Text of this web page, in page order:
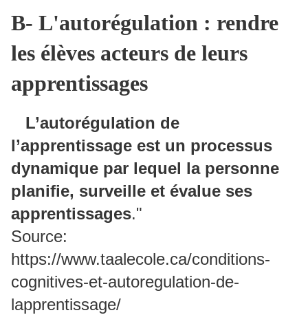
B- L'autorégulation : rendre
les élèves acteurs de leurs
apprentissages
L’autorégulation de
l’apprentissage est un processus
dynamique par lequel la personne
planifie, surveille et évalue ses
apprentissages."
Source:
https://www.taalecole.ca/conditions-
cognitives-et-autoregulation-de-
lapprentissage/